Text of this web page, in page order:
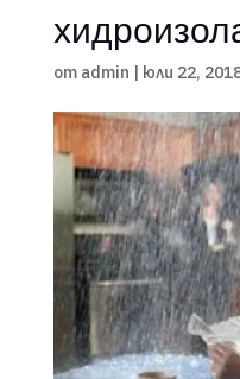
от admin | юли 22,